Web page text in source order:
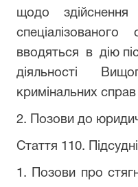
щодо
вводяться в дію
діяльності
кримінальних
2. Позови до
Стаття 110.
1. Позови про